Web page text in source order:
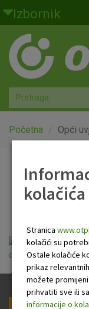
Skoči na glavni sadržaj
Izbornik
Građani
Privatno bankarstvo
Agro
Mala poduzeća i
Globalna tržišta
O nama
Početna Opći
Opći
Opći
od 06.05.2024.).pdf
kolačića
Stranica
kolačići su
Ostale kolačiće
prikaz
možete
prihvatiti sve ili
informacije o